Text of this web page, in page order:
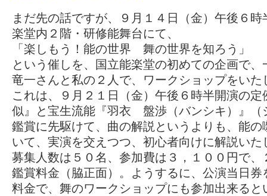
まだ先の話ですが、９月１４日（金）午後６
楽堂内２階・研修能舞台にて、
「楽しもう！能の世界 舞の世界を知ろう」
という催しを、国立能楽堂の初めての企画で
竜一さんと私の２人で、ワークショップをいた
これは、９月２１日（金）午後６時半開演の
似』と宝生流能『羽衣 盤渉（バンシキ）』（
鑑賞に先駆けて、曲の解説というよりも、能の
いて、実演を交えつつ、初心者向けに解説いた
募集人数は５０名、参加費は３，１００円で、
鑑賞料金（脇正面）。ようするに、公演当日券
料金で、舞のワークショップにも参加出来ると